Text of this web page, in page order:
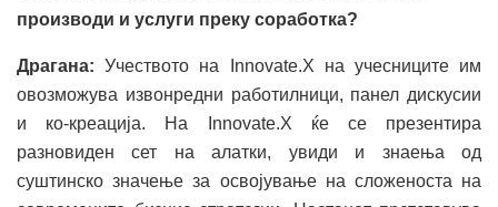
производи и услуги преку соработка?
Драгана:Учеството на Innovate.X на учесниците им
овозможува извонредни работилници, панел дискусии
и ко-креација. На Innovate.X ќе се презентира
разновиден сет на алатки, увиди и знаења од
суштинско значење за освојување на сложеноста на